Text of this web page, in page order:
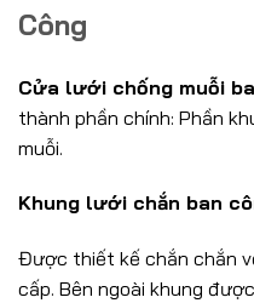
Công
Cửa lưới chống muỗi
thành phần chính: Phần
muỗi.
Khung lưới chắn ban
Được thiết kế chắn chắn
cấp. Bên ngoài khung